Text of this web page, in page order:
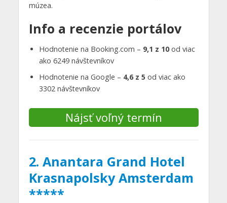
múzea.
Info a recenzie portálov
Hodnotenie na Booking.com – 9,1 z 10od viac
ako 6249 návštevníkov
Hodnotenie na Google – 4,6 z 5od viac ako
3302 návštevníkov
Nájsť voľný termín
2. Anantara Grand Hotel
Krasnapolsky Amsterdam
*****